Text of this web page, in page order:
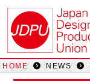
HOME NEWS